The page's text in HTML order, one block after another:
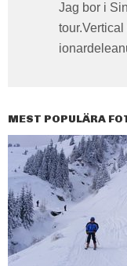
Jag bor i
MEST POPULÄRA